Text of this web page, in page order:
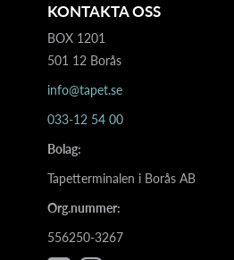
KONTAKTA OSS
BOX 1201
501 12 Borås
info@tapet.se
033-12 54 00
Bolag:
Tapetterminalen i Borås AB
Org.nummer:
556250-3267